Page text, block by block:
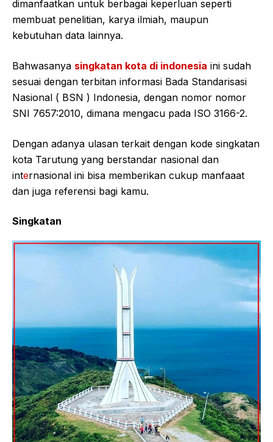
dimanfaatkan untuk berbagai keperluan seperti
membuat penelitian, karya ilmiah, maupun
kebutuhan data lainnya.
Bahwasanya singkatan kota di indonesia ini sudah
sesuai dengan terbitan informasi Bada Standarisasi
Nasional ( BSN ) Indonesia, dengan nomor nomor
SNI 7657:2010, dimana mengacu pada ISO 3166-2.
Dengan adanya ulasan terkait dengan kode singkatan
kota Tarutung yang berstandar nasional dan
internasional ini bisa memberikan cukup manfaaat
dan juga referensi bagi kamu.
Singkatan